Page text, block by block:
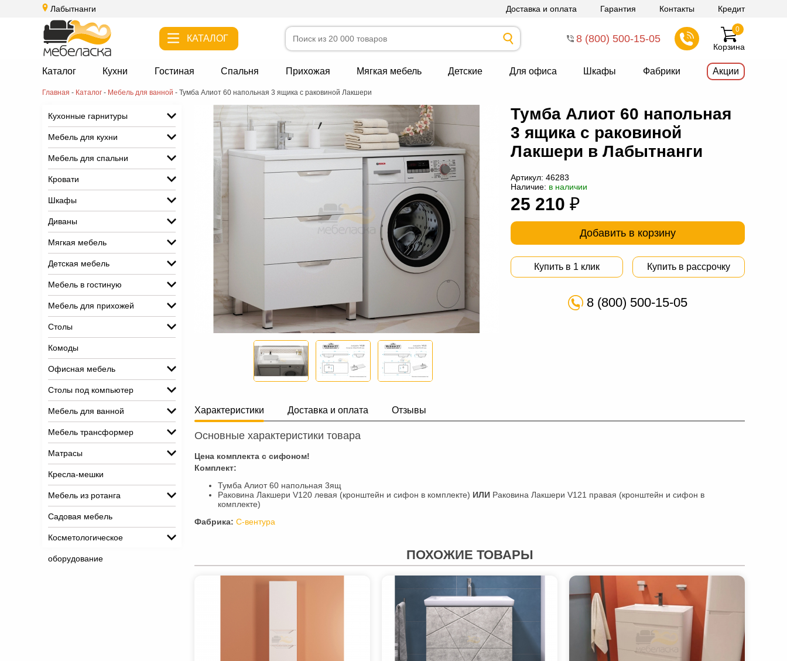
Лабытнанги Доставка и оплата Гарантия Контакты Кредит
КАТАЛОГ 8 (800) 500-15-05
Корзина
0
Каталог Кухни Гостиная Спальня Прихожая Мягкая мебель Детские Для офиса Шкафы Фабрики Акции
Главная - Каталог - Мебель для ванной - Тумба Алиот 60 напольная 3 ящика с раковиной Лакшери
Кухонные гарнитуры
Мебель для кухни
Мебель для спальни
Кровати
Шкафы
Диваны
Мягкая мебель
Детская мебель
Мебель в гостиную
Мебель для прихожей
Столы
Комоды
Офисная мебель
Столы под компьютер
Мебель для ванной
Мебель трансформер
Матрасы
Кресла-мешки
Мебель из ротанга
Садовая мебель
Косметологическое
оборудование
Тумба Алиот 60 напольная
3 ящика с раковиной
Лакшери в Лабытнанги
Артикул: 46283
Наличие: в наличии
25 210 ₽
Добавить в корзину
Купить в 1 клик Купить в рассрочку
8 (800) 500-15-05
Характеристики Доставка и оплата Отзывы
Основные характеристики товара
Цена комплекта с сифоном!
Комплект:
Тумба Алиот 60 напольная 3ящ
Раковина Лакшери V120 левая (кронштейн и сифон в комплекте) ИЛИ Раковина Лакшери V121 правая (кронштейн и сифон в
комплекте)
Фабрика: С-вентура
ПОХОЖИЕ ТОВАРЫ